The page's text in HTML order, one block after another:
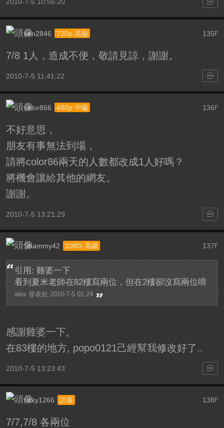
2010-7-5 10:56:20
135 F
ken2846 720p 高級
7/8 1人，造成不便，敬請見諒，謝謝。
2010-7-5 11:41:22
136 F
color866 480p 中級
不好意思，
朋友有事無法到場，
請將color86兩天的人數都改成1人好嗎？
將機會讓給其他的網友。
謝謝。
2010-7-5 13:21:29
137 F
Shammy42 1080i 高級
引用: 雞婆一下
看到夏米老師在82樓寫兩位，但在2樓卻沒寫兩位唷
alex 發表於 2010-7-5 01:24
感謝雞婆一下,
在83樓的地方, popo0121己經幫我修改好了..
2010-7-5 13:23:43
138 F
ricky1266 訪客
7/7,7/8 各兩位